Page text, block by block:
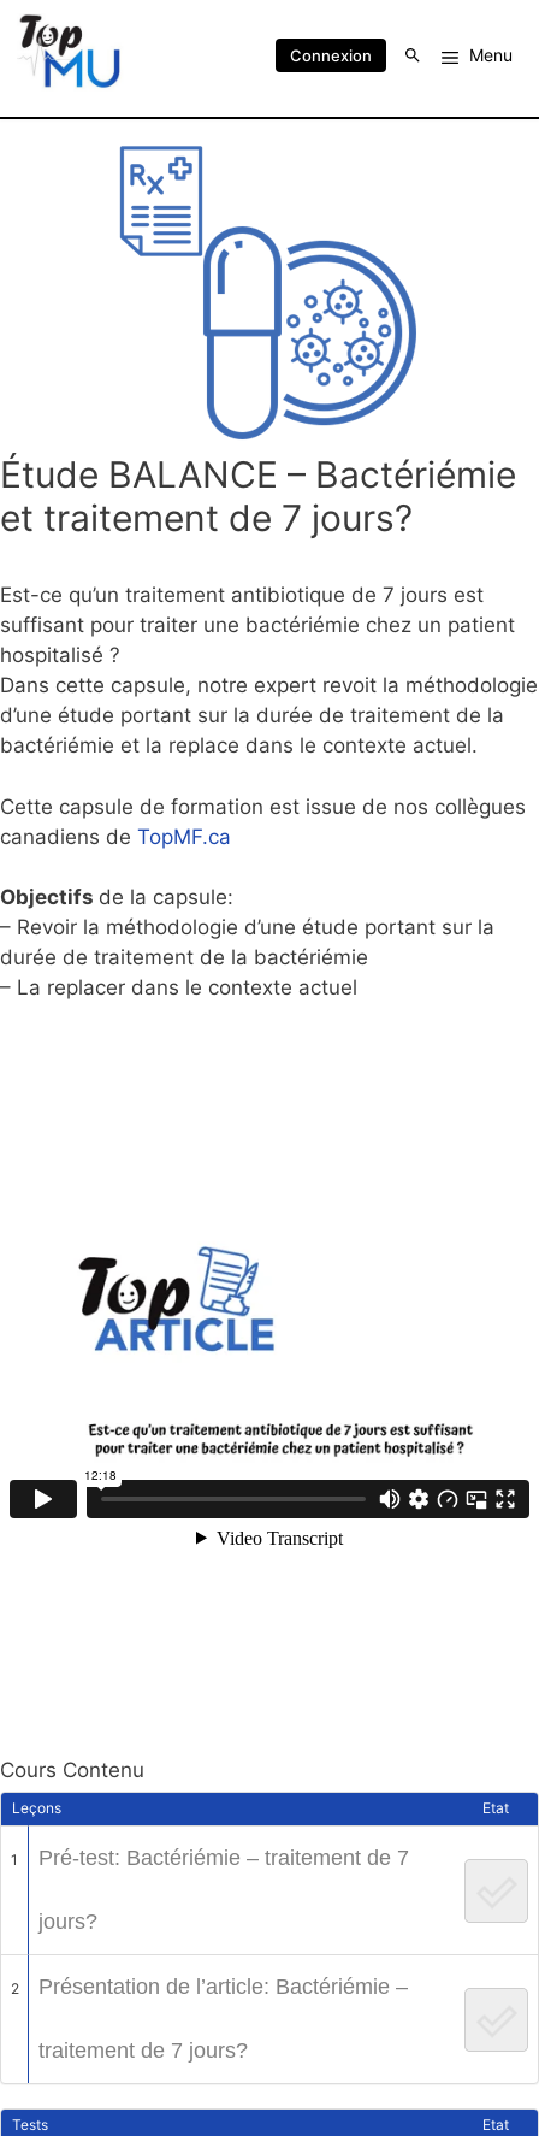
Connexion Menu
Étude BALANCE – Bactériémie
et traitement de 7 jours?
Est-ce qu’un traitement antibiotique de 7 jours est
suffisant pour traiter une bactériémie chez un patient
hospitalisé ?
Dans cette capsule, notre expert revoit la méthodologie
d’une étude portant sur la durée de traitement de la
bactériémie et la replace dans le contexte actuel.
Cette capsule de formation est issue de nos collègues
canadiens de TopMF.ca
Objectifs de la capsule:
– Revoir la méthodologie d’une étude portant sur la
durée de traitement de la bactériémie
– La replacer dans le contexte actuel
Cours Contenu
Leçons Etat
1 Pré-test: Bactériémie – traitement de 7
jours?
2 Présentation de l’article: Bactériémie –
traitement de 7 jours?
Tests Etat